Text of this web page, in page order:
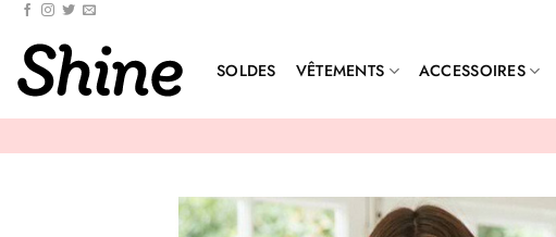
Passer
contenu
SOLDES VÊTEMENTS ACCESSOIRES